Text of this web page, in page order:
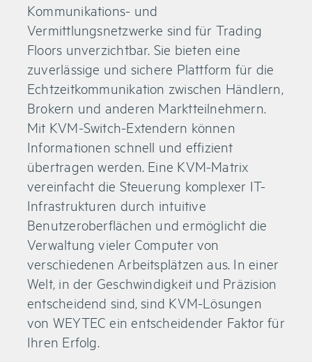
Kommunikations- und
Vermittlungsnetzwerke sind für Trading
Floors unverzichtbar. Sie bieten eine
zuverlässige und sichere Plattform für die
Echtzeitkommunikation zwischen Händlern,
Brokern und anderen Marktteilnehmern.
Mit KVM-Switch-Extendern können
Informationen schnell und effizient
übertragen werden. Eine KVM-Matrix
vereinfacht die Steuerung komplexer IT-
Infrastrukturen durch intuitive
Benutzeroberflächen und ermöglicht die
Verwaltung vieler Computer von
verschiedenen Arbeitsplätzen aus. In einer
Welt, in der Geschwindigkeit und Präzision
entscheidend sind, sind KVM-Lösungen
von WEYTEC ein entscheidender Faktor für
Ihren Erfolg.